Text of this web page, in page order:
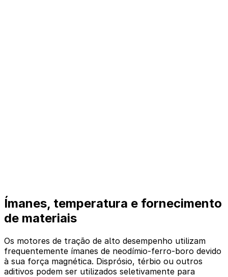
Ímanes, temperatura e fornecimento
de materiais
Os motores de tração de alto desempenho utilizam
frequentemente ímanes de neodímio-ferro-boro devido
à sua força magnética. Disprósio, térbio ou outros
aditivos podem ser utilizados seletivamente para